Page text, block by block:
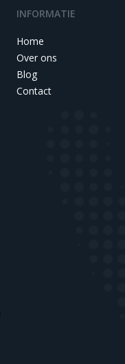
INFORMATIE
Home
Over ons
Blog
Contact